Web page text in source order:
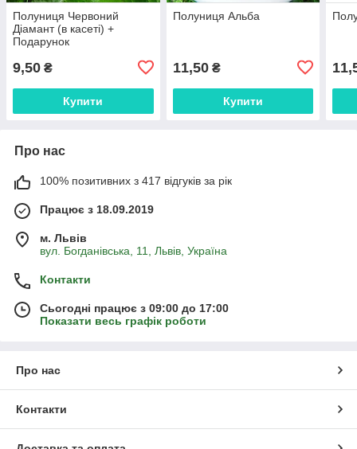
Полуниця Червоний
Діамант (в касеті) +
Подарунок
9,50 ₴
Купити
Полуниця Альба
11,50₴
Купити
Про нас
100% позитивних з 417 відгуків за рік
Працює з 18.09.2019
м. Львів
вул. Богданівська, 11, Львів, Україна
Контакти
Сьогодні працює з 09:00 до 17:00
Показати весь графік роботи
Про нас
Контакти